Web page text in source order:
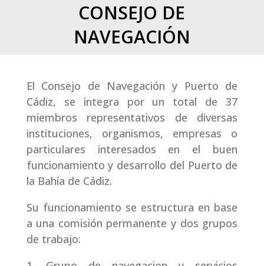
CONSEJO DE
NAVEGACIÓN
El Consejo de Navegación y Puerto de
Cádiz, se integra por un total de 37
miembros representativos de diversas
instituciones, organismos, empresas o
particulares interesados en el buen
funcionamiento y desarrollo del Puerto de
la Bahía de Cádiz.
Su funcionamiento se estructura en base
a una comisión permanente y dos grupos
de trabajo: